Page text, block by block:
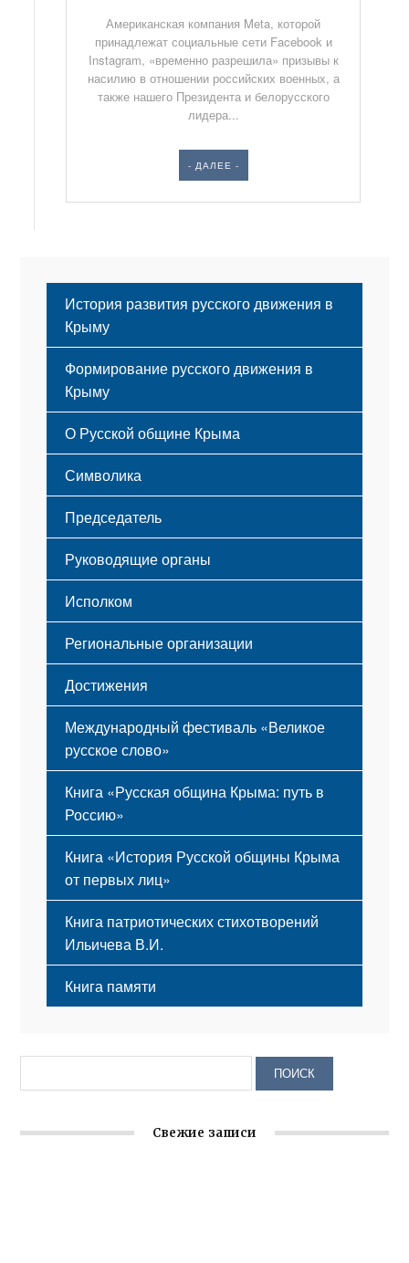
Американская компания Meta, которой
принадлежат социальные сети Facebook и
Instagram, «временно разрешила» призывы к
насилию в отношении российских военных, а
также нашего Президента и белорусского
лидера...
- ДАЛЕЕ -
История развития русского движения в
Крыму
Формирование русского движения в
Крыму
Русский Крым
О Русской общине Крыма
Этапы становления
Принципы деятельности
Структура
Мероприятия
Символика
Флаг
Герб
Гимн
Председатель
Руководящие органы
Исполком
Региональные организации
Достижения
Международный фестиваль «Великое
русское слово»
Книга «Русская община Крыма: путь в
Россию»
Книга «История Русской общины Крыма
от первых лиц»
Книга патриотических стихотворений
Ильичева В.И.
Книга памяти
Свежие записи